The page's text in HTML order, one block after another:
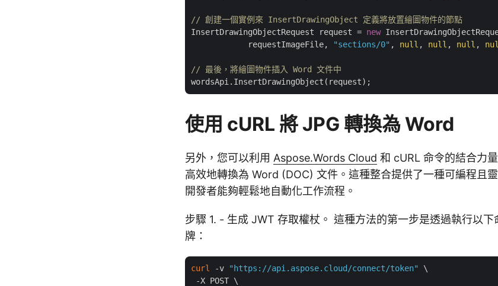
// 創建一個實例來 InsertDrawingObject 定義將放置繪圖物件的節點
InsertDrawingObjectRequest request = new
            requestImageFile,
"sections/0" , null , null , null ,
// 最後，將繪圖物件插入 Word 文件中
使用 cURL 將 JPG 轉換為 Word
另外，您可以利用 Aspose.Words Cloud 和 cURL 命令的結合力
高效地轉換為 Word (DOC) 文件。這種整合提供了一種可編程且
開發者能夠輕鬆地自動化工作流程。
步驟 1. - 生成 JWT 存取權杖。 這種方法的第一步是透過執行以
牌：
curl -v "https://api.aspose.cloud/connect/token"
\
-X POST \